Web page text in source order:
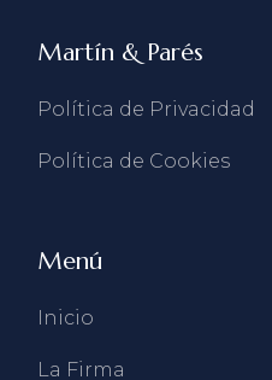
Martín & Parés
Política de Privacidad
Política de Cookies
Menú
Inicio
La Firma